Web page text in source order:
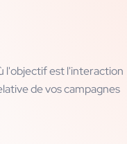
l'objectif est l'interaction
de vos campagnes